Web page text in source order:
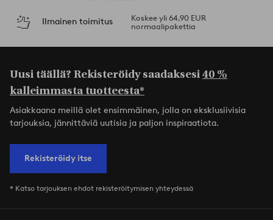
Ilmainen toimitus
Koskee yli 64,90 EUR
normaalipakettia
Uusi täällä? Rekisteröidy saadaksesi40 %
kalleimmasta tuotteesta*
Asiakkaana meillä olet ensimmäinen, jolla on eksklusiivisia
tarjouksia, jännittäviä uutisia ja paljon inspiraatiota.
Rekisteröidy itse
* Katso tarjouksen ehdot rekisteröitymisen yhteydessä